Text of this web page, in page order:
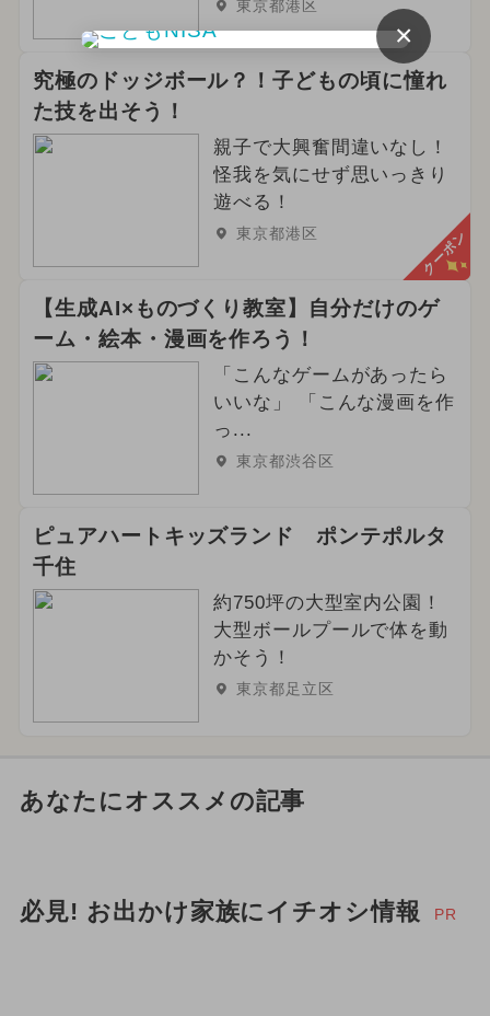
東京都港区
究極のドッジボール？！子どもの頃に憧れ
た技を出そう！
親子で大興奮間違いなし！
怪我を気にせず思いっきり
遊べる！
東京都港区 クーポン
【生成AI×ものづくり教室】自分だけのゲ
ーム・絵本・漫画を作ろう！
「こんなゲームがあったら
いいな」 「こんな漫画を作
っ...
東京都渋谷区
ピュアハートキッズランド ポンテポルタ
千住
約750坪の大型室内公園！
大型ボールプールで体を動
かそう！
東京都足立区
あなたにオススメの記事
必見! お出かけ家族にイチオシ情報 PR
×